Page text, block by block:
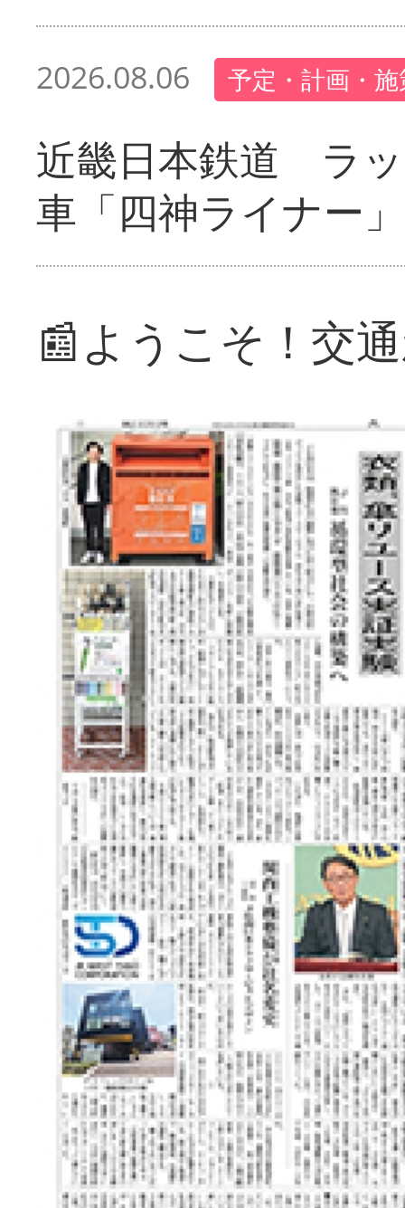
2026.08.06 予定・計画・
近畿日本鉄道 ラ
車「四神ライナー
📰ようこそ！交